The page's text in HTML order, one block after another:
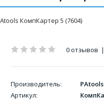
КомпКартер 5 (7604)
0 отзывов |
Производитель:
PAtools
Артикул: